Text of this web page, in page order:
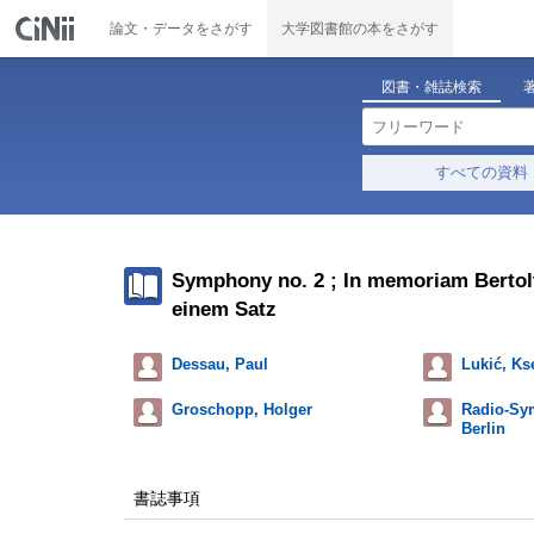
論文・データをさがす 大学図書館の本をさがす
図書・雑誌検索
すべての資料
Symphony no. 2 ; In memoriam
einem Satz
Dessau, Paul Lukić,
Groschopp, Holger
Radio-
Berlin
書誌事項